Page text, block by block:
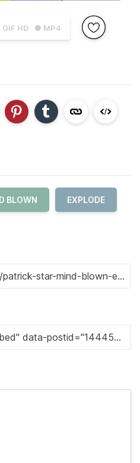
HD ● MP4
BLOWN EXPLODE